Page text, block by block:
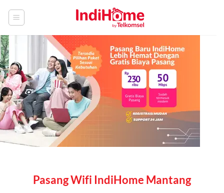
Pasang Wifi IndiHome Mantang